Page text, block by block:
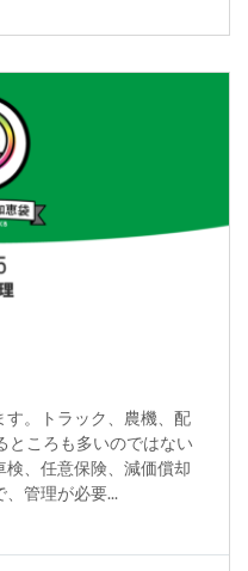
す。トラック、農機、配
ところも多いのではない
、任意保険、減価償却
管理が必要...